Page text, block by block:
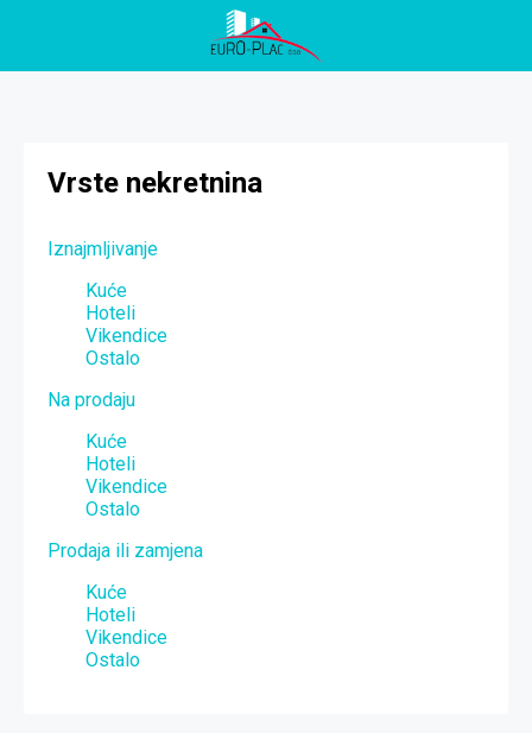
Vrste nekretnina
Iznajmljivanje
Kuće
Hoteli
Vikendice
Ostalo
Na prodaju
Kuće
Hoteli
Vikendice
Ostalo
Prodaja ili zamjena
Kuće
Hoteli
Vikendice
Ostalo